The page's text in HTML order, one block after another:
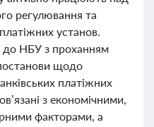
регулювання та
установ.
до НБУ з проханням
щодо
платіжних
з економічними,
факторами, а